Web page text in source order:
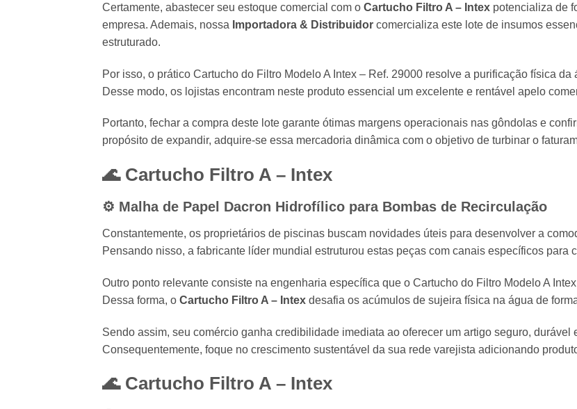
Certamente, abastecer seu estoque comercial com o Cartucho Filtro A – Intex potencializa de
empresa. Ademais, nossa Importadora & Distribuidor comercializa este lote de insumos
estruturado.
Por isso, o prático Cartucho do Filtro Modelo A Intex – Ref. 29000 resolve a purificação física
Desse modo, os lojistas encontram neste produto essencial um excelente e rentável apelo
Portanto, fechar a compra deste lote garante ótimas margens operacionais nas gôndolas e
propósito de expandir, adquire-se essa mercadoria dinâmica com o objetivo de turbinar o
🌊 Cartucho Filtro A – Intex
⚙️ Malha de Papel Dacron Hidrofílico para Bombas de Recirculação
Constantemente, os proprietários de piscinas buscam novidades úteis para desenvolver a
Pensando nisso, a fabricante líder mundial estruturou estas peças com canais específicos para
Outro ponto relevante consiste na engenharia específica que o Cartucho do Filtro Modelo A
Dessa forma, o Cartucho Filtro A – Intex desafia os acúmulos de sujeira física na água de
Sendo assim, seu comércio ganha credibilidade imediata ao oferecer um artigo seguro, durável
Consequentemente, foque no crescimento sustentável da sua rede varejista adicionando
🌊 Cartucho Filtro A – Intex